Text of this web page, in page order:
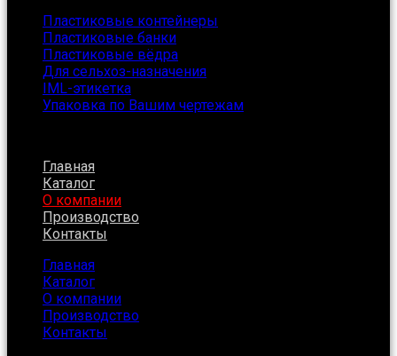
Пластиковые контейнеры
Пластиковые банки
Пластиковые вёдра
Для сельхоз-назначения
IML-этикетка
Упаковка по Вашим чертежам
Главная
Каталог
О компании
Производство
Контакты
Главная
Каталог
О компании
Производство
Контакты